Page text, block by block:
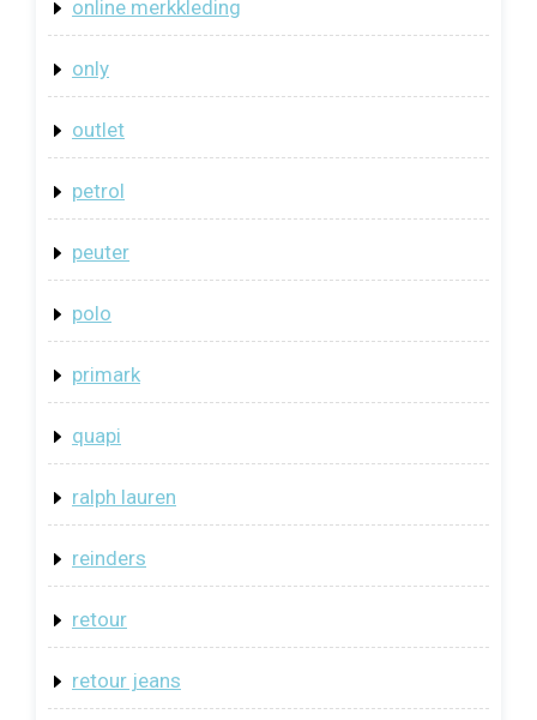
online merkkleding
only
outlet
petrol
peuter
polo
primark
quapi
ralph lauren
reinders
retour
retour jeans